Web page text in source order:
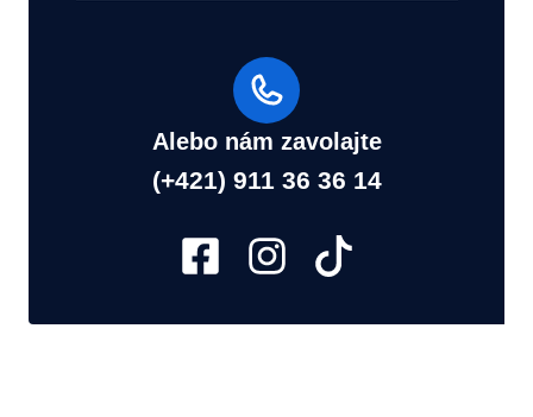
Alebo nám zavolajte
(+421) 911 36 36 14